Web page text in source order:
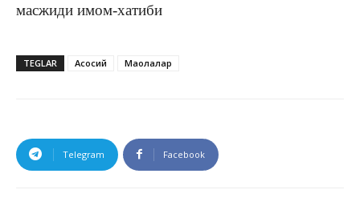
масжиди имом-хатиби
TEGLAR Асосий Мақолалар
Telegram Facebook